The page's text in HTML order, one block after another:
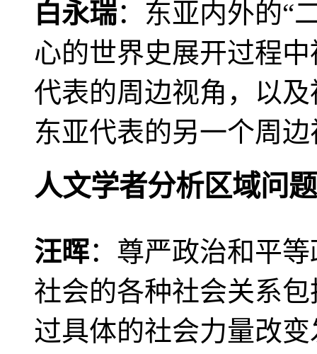
白永瑞：东亚内外的“
心的世界史展开过程
代表的周边视角，以
东亚代表的另一个周
人文学者分析区域问题
汪晖：尊严政治和平
社会的各种社会关系
过具体的社会力量改